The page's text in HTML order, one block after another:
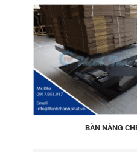
BÀN NÂNG